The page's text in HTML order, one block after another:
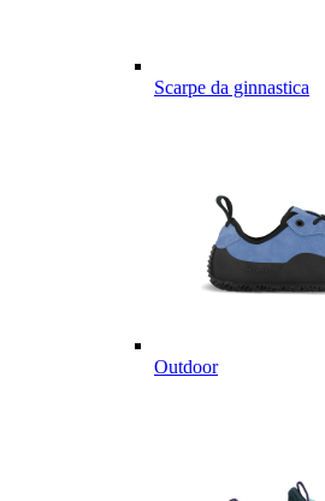
Scarpe da ginnastica
Outdoor